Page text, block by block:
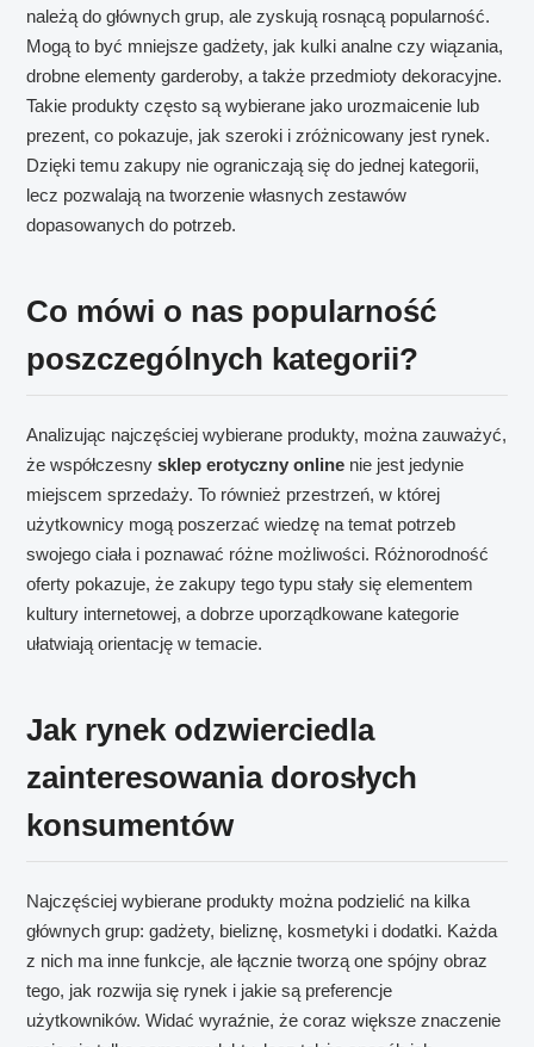
należą do głównych grup, ale zyskują rosnącą popularność.
Mogą to być mniejsze gadżety, jak kulki analne czy wiązania,
drobne elementy garderoby, a także przedmioty dekoracyjne.
Takie produkty często są wybierane jako urozmaicenie lub
prezent, co pokazuje, jak szeroki i zróżnicowany jest rynek.
Dzięki temu zakupy nie ograniczają się do jednej kategorii,
lecz pozwalają na tworzenie własnych zestawów
dopasowanych do potrzeb.
Co mówi o nas popularność
poszczególnych kategorii?
Analizując najczęściej wybierane produkty, można zauważyć,
że współczesnysklep erotyczny online nie jest jedynie
miejscem sprzedaży. To również przestrzeń, w której
użytkownicy mogą poszerzać wiedzę na temat potrzeb
swojego ciała i poznawać różne możliwości. Różnorodność
oferty pokazuje, że zakupy tego typu stały się elementem
kultury internetowej, a dobrze uporządkowane kategorie
ułatwiają orientację w temacie.
Jak rynek odzwierciedla
zainteresowania dorosłych
konsumentów
Najczęściej wybierane produkty można podzielić na kilka
głównych grup: gadżety, bieliznę, kosmetyki i dodatki. Każda
z nich ma inne funkcje, ale łącznie tworzą one spójny obraz
tego, jak rozwija się rynek i jakie są preferencje
użytkowników. Widać wyraźnie, że coraz większe znaczenie